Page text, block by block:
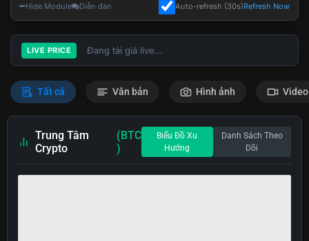
Hide Module Diễn đàn Auto-refresh (30s)Refresh Now
LIVE PRICE Đang tải giá live...
Tất cả Văn bản Hình ảnh Video
Trung Tâm
Crypto
(BTC
)
Biểu Đồ Xu
Hướng
Danh Sách Theo
Dõi